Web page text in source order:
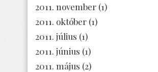
2011. november (1)
2011. október (1)
2011. július (1)
2011. június (1)
2011. május (2)